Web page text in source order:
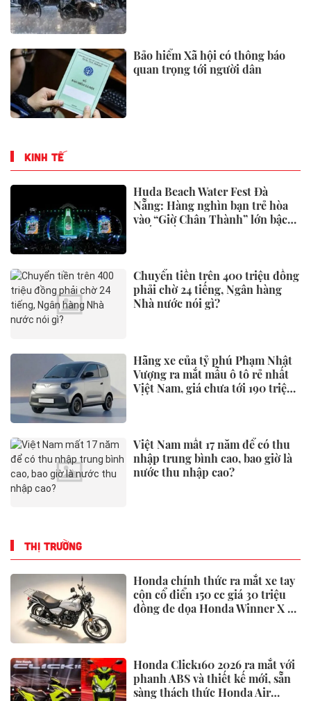
Bảo hiểm Xã hội có thông báo
quan trọng tới người dân
KINH TẾ
Huda Beach Water Fest Đà
Nẵng: Hàng nghìn bạn trẻ hòa
vào “Giờ Chân Thành” lớn bậc
Chuyển tiền trên 400 triệu đồng
phải chờ 24 tiếng, Ngân hàng
Nhà nước nói gì?
Hãng xe của tỷ phú Phạm Nhật
Vượng ra mắt mẫu ô tô rẻ nhất
Việt Nam, giá chưa tới 190 triệu
Việt Nam mất 17 năm để có thu
nhập trung bình cao, bao giờ là
nước thu nhập cao?
THỊ TRƯỜNG
Honda chính thức ra mắt xe tay
côn cổ điển 150 cc giá 30 triệu
đồng đe dọa Honda Winner X và
Honda Click160 2026 ra mắt với
phanh ABS và thiết kế mới, sẵn
sàng thách thức Honda Air